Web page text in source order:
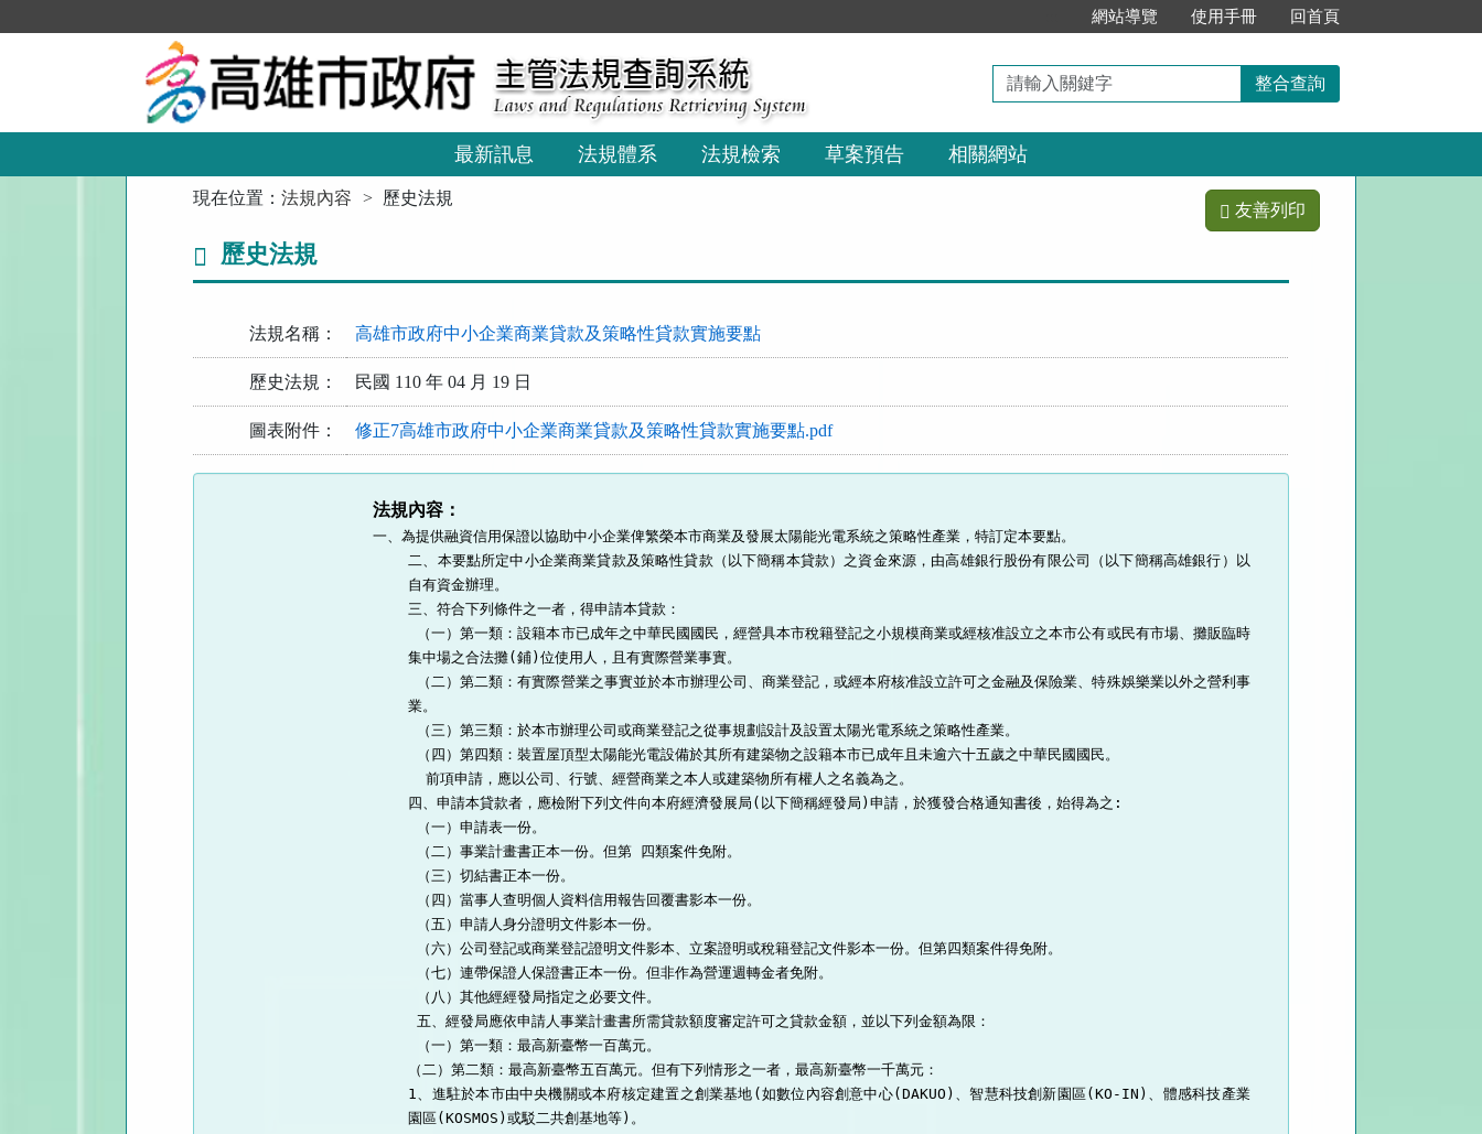
到
網站導覽 使用手冊 回首頁
請
輸
入
關
鍵
整合查詢
最新訊息 法規體系 法規檢索 草案預告 相關網站
現在位置：法規內容 歷史法規
友善列印
歷史法規
法規名稱： 高雄市政府中小企業商業貸款及策略性貸款實施要點
歷史法規： 民國 110 年 04 月 19 日
圖表附件： 修正7高雄市政府中小企業商業貸款及策略性貸款實施要點.pdf
法規內容：
一、為提供融資信用保證以協助中小企業俾繁榮本市商業及發展太陽能光電系統之策略性產業，特訂定本要點。
二、本要點所定中小企業商業貸款及策略性貸款（以下簡稱本貸款）之資金來源，由高雄銀行股份有限公司（以下簡稱高雄銀行）以
自有資金辦理。
三、符合下列條件之一者，得申請本貸款：
（一）第一類：設籍本市已成年之中華民國國民，經營具本市稅籍登記之小規模商業或經核准設立之本市公有或民有市場、攤販臨時
集中場之合法攤(鋪)位使用人，且有實際營業事實。
（二）第二類：有實際營業之事實並於本市辦理公司、商業登記，或經本府核准設立許可之金融及保險業、特殊娛樂業以外之營利事
業。
（三）第三類：於本市辦理公司或商業登記之從事規劃設計及設置太陽光電系統之策略性產業。
（四）第四類：裝置屋頂型太陽能光電設備於其所有建築物之設籍本市已成年且未逾六十五歲之中華民國國民。
前項申請，應以公司、行號、經營商業之本人或建築物所有權人之名義為之。
四、申請本貸款者，應檢附下列文件向本府經濟發展局(以下簡稱經發局)申請，於獲發合格通知書後，始得為之:
（一）申請表一份。
（二）事業計畫書正本一份。但第 四類案件免附。
（三）切結書正本一份。
（四）當事人查明個人資料信用報告回覆書影本一份。
（五）申請人身分證明文件影本一份。
（六）公司登記或商業登記證明文件影本、立案證明或稅籍登記文件影本一份。但第四類案件得免附。
（七）連帶保證人保證書正本一份。但非作為營運週轉金者免附。
（八）其他經經發局指定之必要文件。
五、經發局應依申請人事業計畫書所需貸款額度審定許可之貸款金額，並以下列金額為限：
（一）第一類：最高新臺幣一百萬元。
（二）第二類：最高新臺幣五百萬元。但有下列情形之一者，最高新臺幣一千萬元：
1、進駐於本市由中央機關或本府核定建置之創業基地(如數位內容創意中心(DAKUO)、智慧科技創新園區(KO-IN)、體感科技產業
園區(KOSMOS)或駁二共創基地等)。